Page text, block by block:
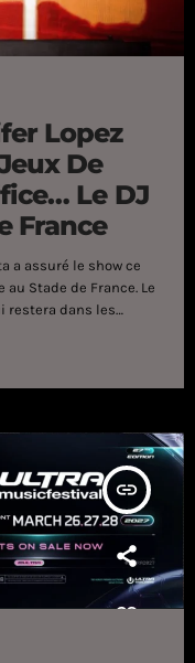
Lopez
De
Le DJ
France
a assuré le show ce
Stade de France. Le
restera dans les
11 juin, plus de
David Guetta au
insert_link